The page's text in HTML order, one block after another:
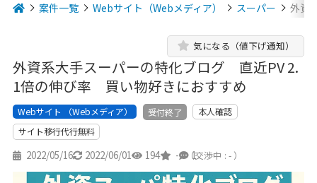
案件一覧 Webサイト（Webメディア） スーパー 外資
外資系大手スーパーの特化ブログ 直近PV 2.
1倍の伸び率 買い物好きにおすすめ
気になる（値下げ通知）
Webサイト （Webメディア） 受付終了
本人確認
サイト移行代行無料
2022/05/16 2022/06/01 194 - 1
（交渉中 : - ）